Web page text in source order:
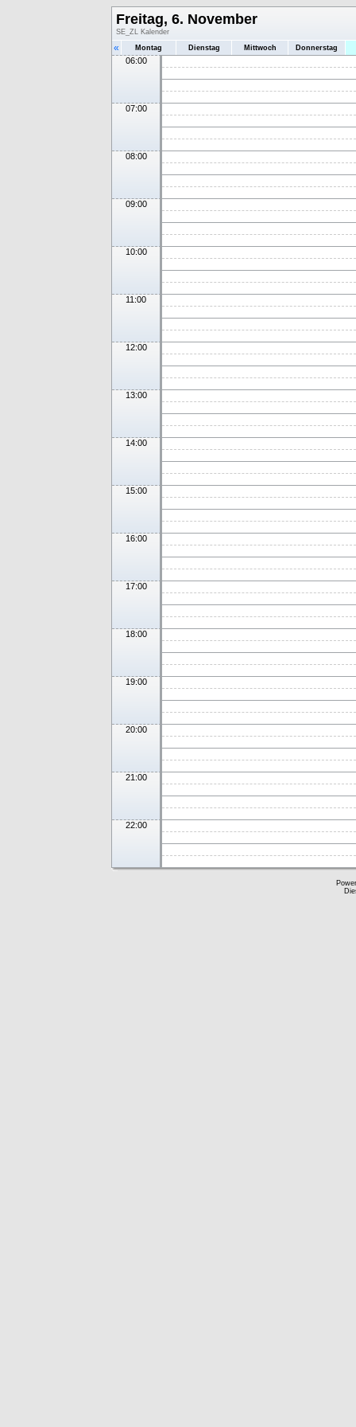
Freitag, 6. November
SE_ZL Kalender
« Montag Dienstag Mittwoch Donnerstag
06:00
07:00
08:00
09:00
10:00
11:00
12:00
13:00
14:00
15:00
16:00
17:00
18:00
19:00
20:00
21:00
22:00